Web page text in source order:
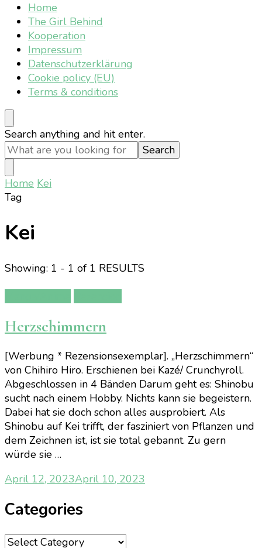
Home
The Girl Behind
Kooperation
Impressum
Datenschutzerklärung
Cookie policy (EU)
Terms & conditions
Looking
for
Something?
Search anything and hit enter.
Home Kei
Tag
Kei
Showing: 1 - 1 of 1 RESULTS
Herzschimmern
[Werbung * Rezensionsexemplar]. „Herzschimmern“
von Chihiro Hiro. Erschienen bei Kazé/ Crunchyroll.
Abgeschlossen in 4 Bänden Darum geht es: Shinobu
sucht nach einem Hobby. Nichts kann sie begeistern.
Dabei hat sie doch schon alles ausprobiert. Als
Shinobu auf Kei trifft, der fasziniert von Pflanzen und
dem Zeichnen ist, ist sie total gebannt. Zu gern
würde sie …
April 12, 2023April 10, 2023
Categories
Categories